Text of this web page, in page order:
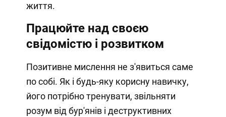
життя.
Працюйте над своєю
свідомістю і розвитком
Позитивне мислення не з'явиться саме
по собі. Як і будь-яку корисну навичку,
його потрібно тренувати, звільняти
розум від бур'янів і деструктивних